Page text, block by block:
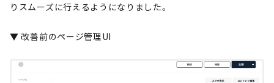
りスムーズに行えるようになりました。
▼ 改善前のページ管理UI